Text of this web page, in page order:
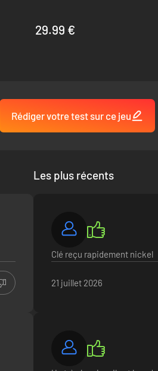
29.99 €
Rédiger votre test sur ce jeu
Les plus récents
Clé reçu rapidement nickel
21 juillet 2026